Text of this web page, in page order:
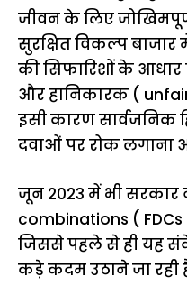
जीवन के लिए
सुरक्षित विकल्प बाजार
की सिफारिशों के
और हानिकारक (
इसी कारण सार्वजनिक
दवाओं पर रोक लगाना
जून 2023 में भी सरकार
combinations ( FDCs
जिससे पहले से ही यह
कड़े कदम उठाने जा रही